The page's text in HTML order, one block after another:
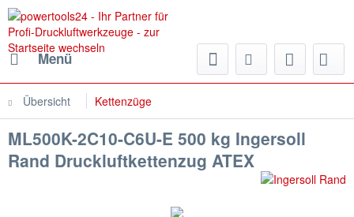
Menü
Übersicht Kettenzüge
ML500K-2C10-C6U-E 500 kg Ingersoll
Rand Druckluftkettenzug ATEX